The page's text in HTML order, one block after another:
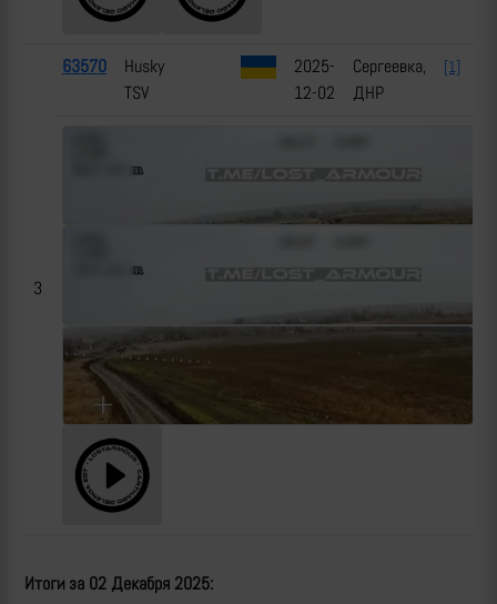
3
63570
Husky
TSV
2025-
12-02
Сергеевка,
ДНР
[1]
Итоги за 02 Декабря 2025: